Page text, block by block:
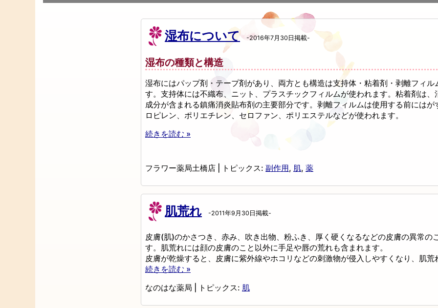
湿布について-2016年7月30日掲載-
湿布の種類と構造
湿布にはパップ剤・テープ剤があり、両方とも構造は支持体・粘着剤・剥離フィ
す。支持体には不織布、ニット、プラスチックフィルムが使われます。粘着剤は、
成分が含まれる鎮痛消炎貼布剤の主要部分です。剥離フィルムは使用する前にはが
ロピレン、ポリエチレン、セロファン、ポリエステルなどが使われます。
続きを読む »
フラワー薬局土橋店 トピックス: 副作用, 肌, 薬
肌荒れ -2011年9月30日掲載-
皮膚(肌)のかさつき、赤み、吹き出物、粉ふき、厚く硬くなるなどの皮膚の異常の
す。肌荒れには顔の皮膚のこと以外に手足や唇の荒れも含まれます。
皮膚が乾燥すると、皮膚に紫外線やホコリなどの刺激物が侵入しやすくなり、肌荒
続きを読む »
なのはな薬局
トピックス: 肌